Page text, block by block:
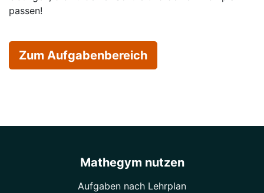
passen!
Zum Aufgabenbereich
Mathegym nutzen
Aufgaben nach Lehrplan